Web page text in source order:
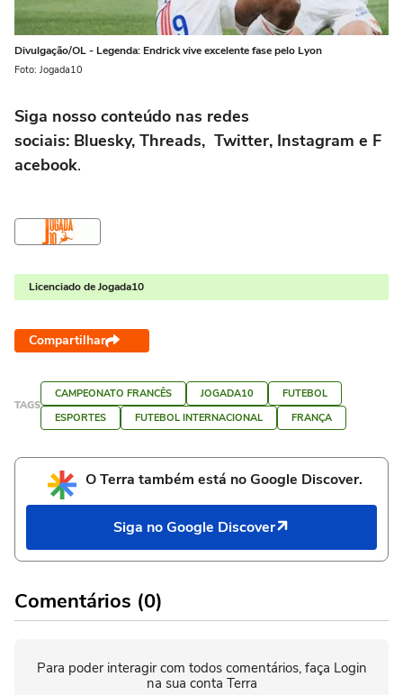
Divulgação/OL - Legenda: Endrick vive excelente fase pelo Lyon
Foto: Jogada10
Siga nosso conteúdo nas redes
sociais: Bluesky, Threads, Twitter, Instagram e F
acebook.
Licenciado de Jogada10
Compartilhar
TAGS
CAMPEONATO FRANCÊS JOGADA10
FUTEBOL
ESPORTES
FUTEBOL INTERNACIONAL FRANÇA
O Terra também está no Google Discover.
Siga no Google Discover
Comentários (0)
Para poder interagir com todos comentários, faça Login
na sua conta Terra